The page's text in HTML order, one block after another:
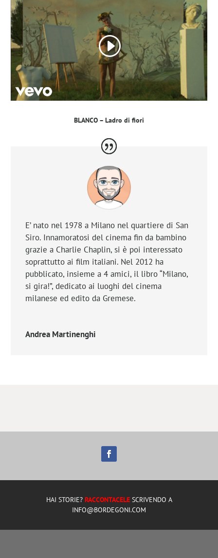
BLANCO – Ladro di fiori
E’ nato nel 1978 a Milano nel quartiere di San
Siro. Innamoratosi del cinema fin da bambino
grazie a Charlie Chaplin, si è poi interessato
soprattutto ai film italiani. Nel 2012 ha
pubblicato, insieme a 4 amici, il libro“Milano,
si gira!”, dedicato ai luoghi del cinema
milanese ed edito da Gremese.
Andrea Martinenghi
HAI STORIE? RACCONTACELESCRIVENDO A
INFO@BORDEGONI.COM